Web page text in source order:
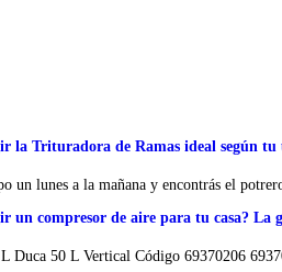
la Trituradora de Ramas ideal según tu
un lunes a la mañana y encontrás el
un compresor de aire para tu casa? La
Duca 50 L Vertical Código 69370206